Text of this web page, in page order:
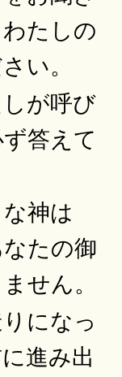
たしの
い。
が呼び
答えて
神は
たの御
せん。
になっ
進み出